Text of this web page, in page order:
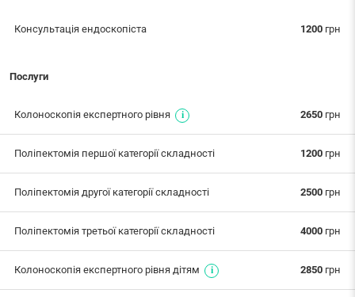
1200 грн
Консультація ендоскопіста
Послуги
2650 грн
Колоноскопія експертного рівня
1200 грн
Поліпектомія першої категорії складності
2500 грн
Поліпектомія другої категорії складності
4000 грн
Поліпектомія третьої категорії складності
2850 грн
Колоноскопія експертного рівня дітям